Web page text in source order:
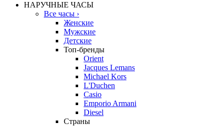
НАРУЧНЫЕ ЧАСЫ
Все часы ›
Женские
Мужские
Детские
Топ-бренды
Orient
Jacques Lemans
Michael Kors
L'Duchen
Casio
Emporio Armani
Diesel
Страны